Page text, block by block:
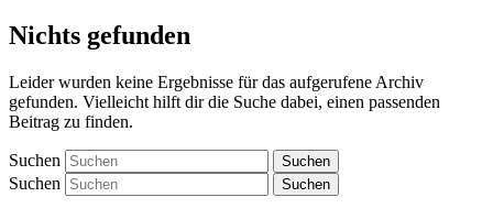
Nichts gefunden
Leider wurden keine Ergebnisse für das aufgerufene Archiv
gefunden. Vielleicht hilft dir die Suche dabei, einen passenden
Beitrag zu finden.
Suchen
Suchen